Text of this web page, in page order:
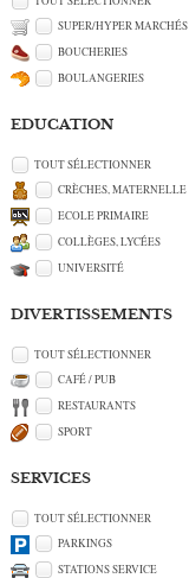
SUPER/HYPER MARCHÉS
BOUCHERIES
BOULANGERIES
EDUCATION
TOUT SÉLECTIONNER
CRÈCHES, MATERNELLE
ECOLE PRIMAIRE
COLLÈGES, LYCÉES
UNIVERSITÉ
DIVERTISSEMENTS
TOUT SÉLECTIONNER
CAFÉ / PUB
RESTAURANTS
SPORT
SERVICES
TOUT SÉLECTIONNER
PARKINGS
STATIONS SERVICE